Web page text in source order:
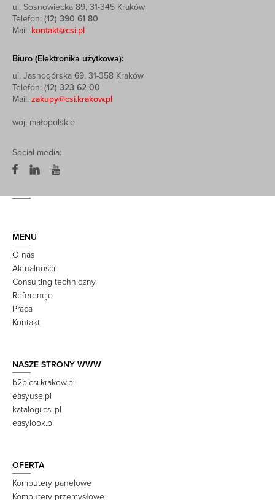
ul. Sosnowiecka 89, 31-345 Kraków
Telefon: (12) 390 61 80
Mail: kontakt@csi.pl
Biuro (Elektronika użytkowa):
ul. Jasnogórska 69, 31-358 Kraków
Telefon: (12) 323 62 00
Mail: zakupy@csi.krakow.pl
woj. małopolskie
Social media:
MENU
O nas
Aktualności
Consulting techniczny
Referencje
Praca
Kontakt
NASZE STRONY WWW
b2b.csi.krakow.pl
easyuse.pl
katalogi.csi.pl
easylook.pl
OFERTA
Komputery panelowe
Komputery przemysłowe